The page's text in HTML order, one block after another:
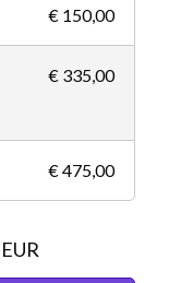
€ 150,00
€ 335,00
€ 475,00
EUR